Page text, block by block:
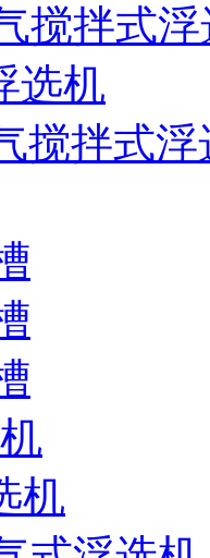
搅拌式
选机
搅拌式浮
机